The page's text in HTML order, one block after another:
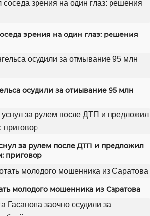
зрения на один глаз: решения
осудили за отмывание 95 млн
за рулем после ДТП и предложил
приговор
молодого мошенника из Саратова